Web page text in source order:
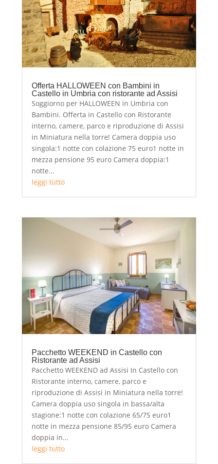
Offerta HALLOWEEN con Bambini in
Castello in Umbria con ristorante ad Assisi
Soggiorno per HALLOWEEN in Umbria con
Bambini. Offerta in Castello con Ristorante
interno, camere, parco e riproduzione di Assisi
in Miniatura nella torre! Camera doppia uso
singola:1 notte con colazione 75 euro1 notte in
mezza pensione 95 euro Camera doppia:1
notte...
leggi tutto
Pacchetto WEEKEND in Castello con
Ristorante ad Assisi
Pacchetto WEEKEND ad Assisi In Castello con
Ristorante interno, camere, parco e
riproduzione di Assisi in Miniatura nella torre!
Camera doppia uso singola in bassa/alta
stagione:1 notte con colazione 65/75 euro1
notte in mezza pensione 85/95 euro Camera
doppia in...
leggi tutto